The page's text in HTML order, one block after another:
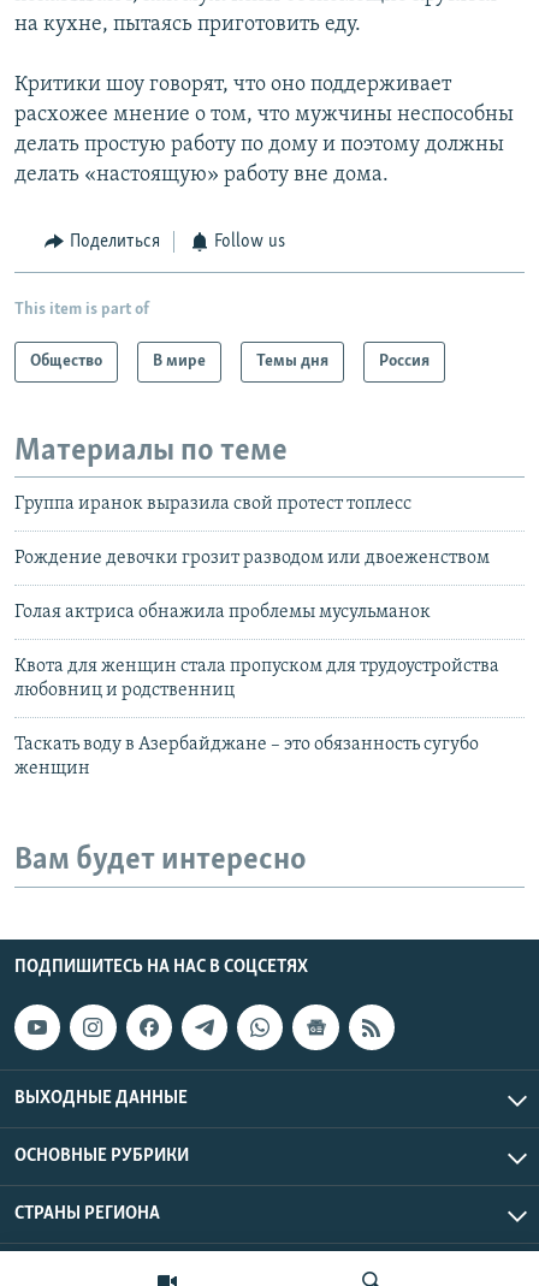
на кухне, пытаясь приготовить еду.
Критики шоу говорят, что оно поддерживает
расхожее мнение о том, что мужчины неспособны
делать простую работу по дому и поэтому должны
делать «настоящую» работу вне дома.
Поделиться Follow us
This item is part of
Общество В мире Темы дня Россия
Материалы по теме
Группа иранок выразила свой протест топлесс
Рождение девочки грозит разводом или двоеженством
Голая актриса обнажила проблемы мусульманок
Квота для женщин стала пропуском для трудоустройства
любовниц и родственниц
Таскать воду в Азербайджане – это обязанность сугубо
женщин
Вам будет интересно
ПОДПИШИТЕСЬ НА НАС В СОЦСЕТЯХ
ВЫХОДНЫЕ ДАННЫЕ
ОСНОВНЫЕ РУБРИКИ
СТРАНЫ РЕГИОНА
Азаттык Азия © 2026 RFE/RL, Inc. | Все права защищены.